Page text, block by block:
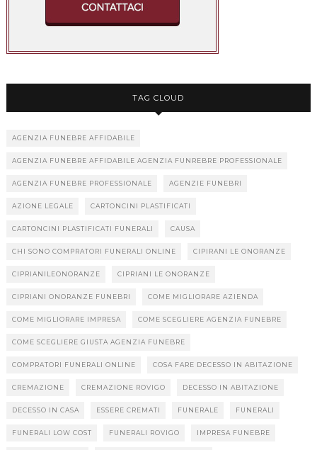
TAG CLOUD
AGENZIA FUNEBRE AFFIDABILE
AGENZIA FUNEBRE AFFIDABILE AGENZIA FUNREBRE PROFESSIONALE
AGENZIA FUNEBRE PROFESSIONALE AGENZIE FUNEBRI
AZIONE LEGALE CARTONCINI PLASTIFICATI
CARTONCINI PLASTIFICATI FUNERALI CAUSA
CHI SONO COMPRATORI FUNERALI ONLINE CIPIRANI LE ONORANZE
CIPRIANILEONORANZE CIPRIANI LE ONORANZE
CIPRIANI ONORANZE FUNEBRI COME MIGLIORARE AZIENDA
COME MIGLIORARE IMPRESA COME SCEGLIERE AGENZIA FUNEBRE
COME SCEGLIERE GIUSTA AGENZIA FUNEBRE
COMPRATORI FUNERALI ONLINE COSA FARE DECESSO IN ABITAZIONE
CREMAZIONE CREMAZIONE ROVIGO DECESSO IN ABITAZIONE
DECESSO IN CASA ESSERE CREMATI FUNERALE FUNERALI
FUNERALI LOW COST FUNERALI ROVIGO IMPRESA FUNEBRE